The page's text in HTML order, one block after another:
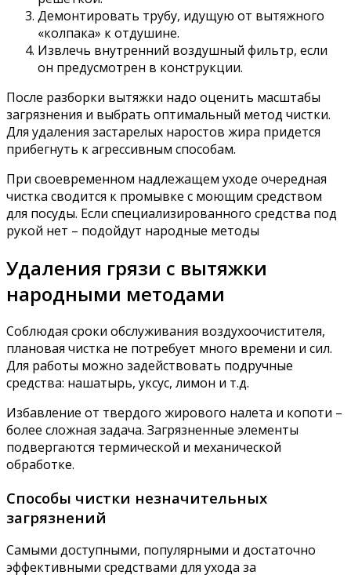
Демонтировать трубу, идущую от вытяжного
«колпака» к отдушине.
Извлечь внутренний воздушный фильтр, если
он предусмотрен в конструкции.
После разборки вытяжки надо оценить масштабы
загрязнения и выбрать оптимальный метод чистки.
Для удаления застарелых наростов жира придется
прибегнуть к агрессивным способам.
При своевременном надлежащем уходе очередная
чистка сводится к промывке с моющим средством
для посуды. Если специализированного средства под
рукой нет – подойдут народные методы
Удаления грязи с вытяжки
народными методами
Соблюдая сроки обслуживания воздухоочистителя,
плановая чистка не потребует много времени и сил.
Для работы можно задействовать подручные
средства: нашатырь, уксус, лимон и т.д.
Избавление от твердого жирового налета и копоти –
более сложная задача. Загрязненные элементы
подвергаются термической и механической
обработке.
Способы чистки незначительных
загрязнений
Самыми доступными, популярными и достаточно
эффективными средствами для ухода за